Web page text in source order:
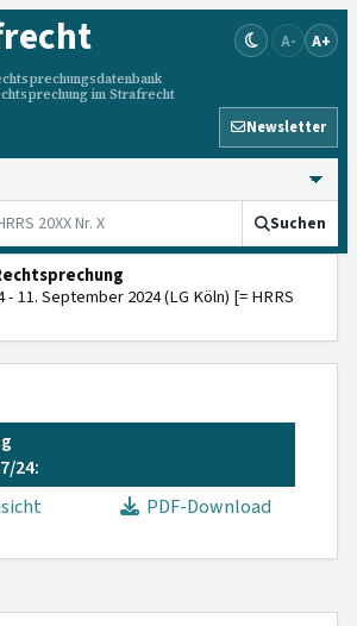
im Strafrecht
A- A+
Newsletter
Suchen
- 11. September 2024 (LG Köln) [= HRRS
24:
PDF-Download